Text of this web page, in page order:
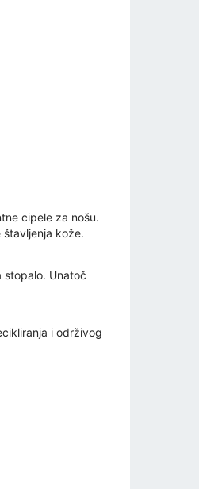
cipele za nošu.
kože.
stopalo. Unatoč
i održivog